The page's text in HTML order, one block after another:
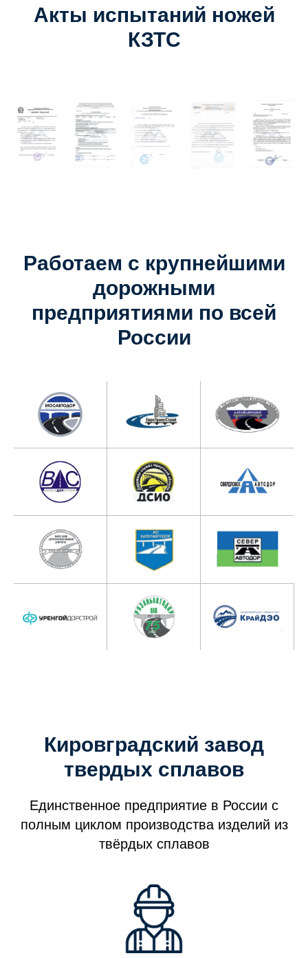
Акты испытаний ножей
КЗТС
Работаем с крупнейшими
дорожными
предприятиями по всей
России
Кировградский завод
твердых сплавов
Единственное предприятие в России с
полным циклом производства изделий из
твёрдых сплавов